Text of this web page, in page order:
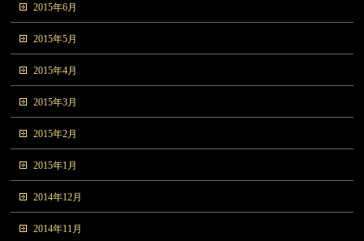
2015年6月
2015年5月
2015年4月
2015年3月
2015年2月
2015年1月
2014年12月
2014年11月